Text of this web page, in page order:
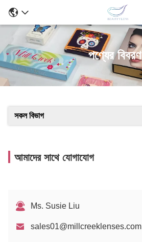
পণ্যের বিবরণ
সকল বিভাগ
আমাদের সাথে যোগাযোগ
Ms. Susie Liu
sales01@millcreeklenses.com